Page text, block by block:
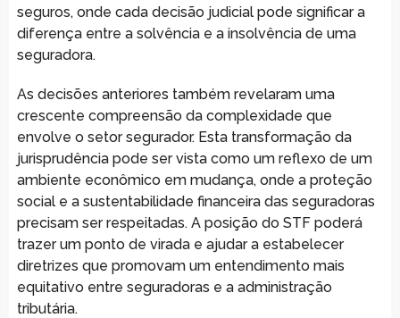
seguros, onde cada decisão judicial pode significar a
diferença entre a solvência e a insolvência de uma
seguradora.
As decisões anteriores também revelaram uma
crescente compreensão da complexidade que
envolve o setor segurador. Esta transformação da
jurisprudência pode ser vista como um reflexo de um
ambiente econômico em mudança, onde a proteção
social e a sustentabilidade financeira das seguradoras
precisam ser respeitadas. A posição do STF poderá
trazer um ponto de virada e ajudar a estabelecer
diretrizes que promovam um entendimento mais
equitativo entre seguradoras e a administração
tributária.